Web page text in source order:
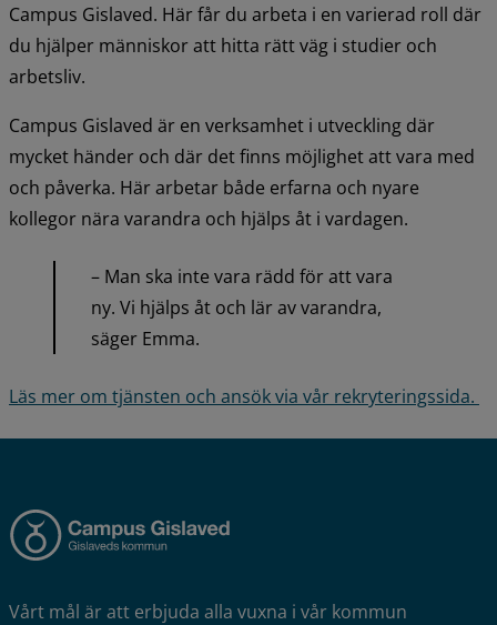
Campus Gislaved. Här får du arbeta i en varierad roll där
du hjälper människor att hitta rätt väg i studier och
arbetsliv.
Campus Gislaved är en verksamhet i utveckling där
mycket händer och där det finns möjlighet att vara med
och påverka. Här arbetar både erfarna och nyare
kollegor nära varandra och hjälps åt i vardagen.
– Man ska inte vara rädd för att vara
ny. Vi hjälps åt och lär av varandra,
säger Emma.
Läs mer om tjänsten och ansök via vår rekryteringssida.
Vårt mål är att erbjuda alla vuxna i vår kommun